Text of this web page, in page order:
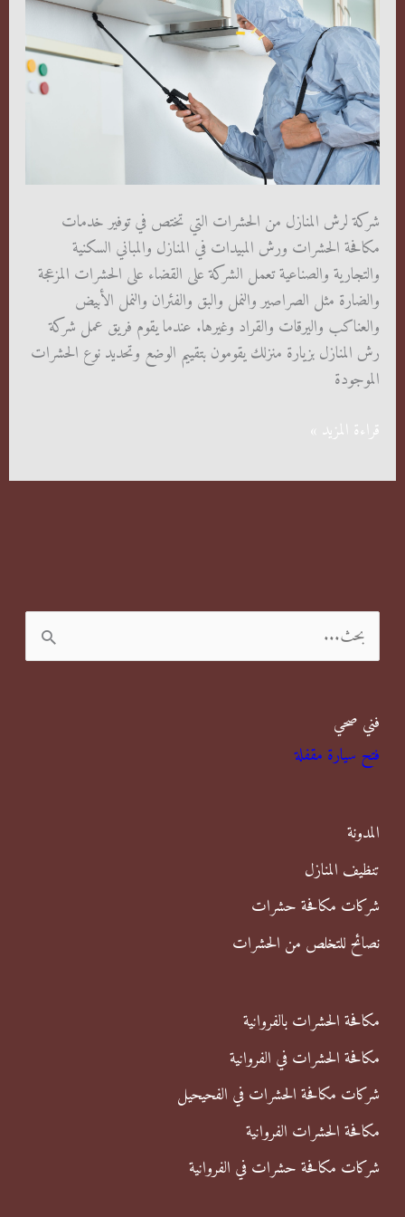
شركة لرش المنازل من الحشرات التي تختص في توفير خدمات
مكافحة الحشرات ورش المبيدات في المنازل والمباني السكنية
والتجارية والصناعية تعمل الشركة على القضاء على الحشرات المزعجة
والضارة مثل الصراصير والنمل والبق والفئران والنمل الأبيض
والعناكب واليرقات والقراد وغيرها. عندما يقوم فريق عمل شركة
رش المنازل بزيارة منزلك يقومون بتقييم الوضع وتحديد نوع الحشرات
الموجودة
شركة
المنازل
قراءة المزيد »
ل
ح
ث
ن
فني صحي
فتح سيارة مقفلة
المدونة
تنظيف المنازل
شركات مكافحة حشرات
نصائح للتخلص من الحشرات
مكافحة الحشرات بالفروانية
مكافحة الحشرات في الفروانية
شركات مكافحة الحشرات في الفحيحيل
مكافحة الحشرات الفروانية
شركات مكافحة حشرات في الفروانية